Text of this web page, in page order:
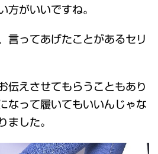
方がいいですね。
言ってあげたことがあるセリ
伝えさせてもらうこともあり
なって履いてもいいんじゃな
ました。